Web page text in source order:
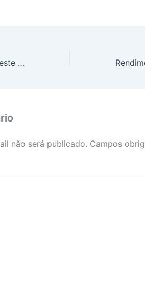
PREVISÃO DO TEMPO: Nordeste terá muitas nuvens e chuva, nesta quinta-feira (6)
não será publicado. Campos